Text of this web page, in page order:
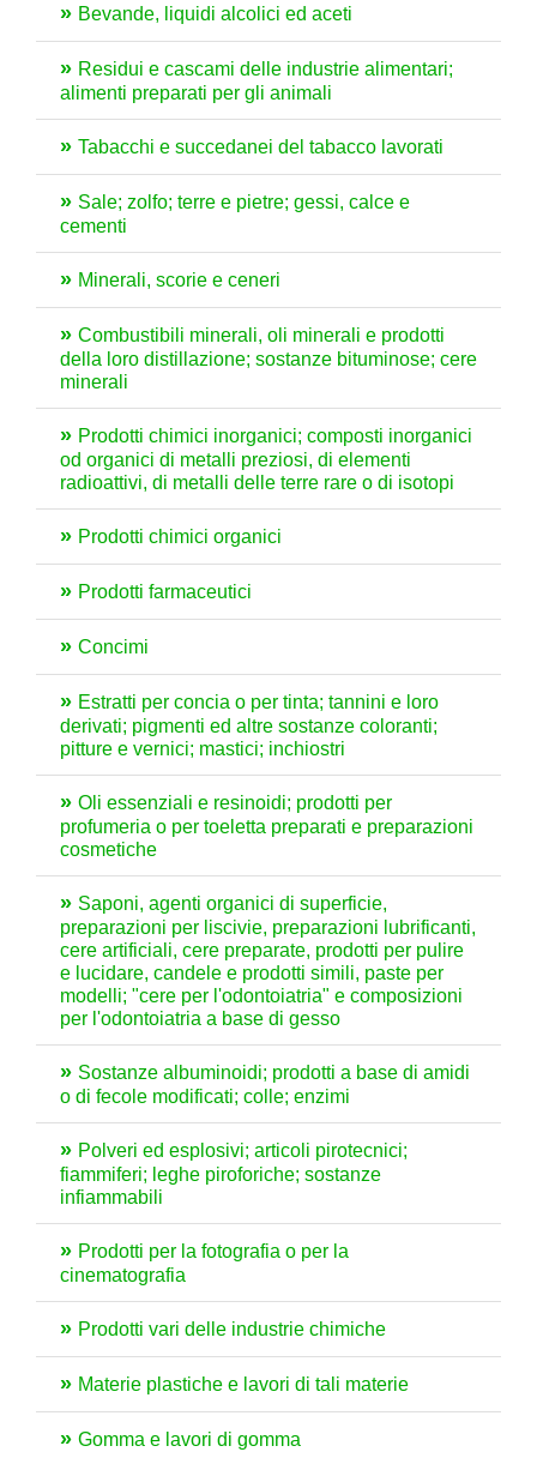
Bevande, liquidi alcolici ed aceti
Residui e cascami delle industrie alimentari;
alimenti preparati per gli animali
Tabacchi e succedanei del tabacco lavorati
Sale; zolfo; terre e pietre; gessi, calce e
cementi
Minerali, scorie e ceneri
Combustibili minerali, oli minerali e prodotti
della loro distillazione; sostanze bituminose; cere
minerali
Prodotti chimici inorganici; composti inorganici
od organici di metalli preziosi, di elementi
radioattivi, di metalli delle terre rare o di isotopi
Prodotti chimici organici
Prodotti farmaceutici
Concimi
Estratti per concia o per tinta; tannini e loro
derivati; pigmenti ed altre sostanze coloranti;
pitture e vernici; mastici; inchiostri
Oli essenziali e resinoidi; prodotti per
profumeria o per toeletta preparati e preparazioni
cosmetiche
Saponi, agenti organici di superficie,
preparazioni per liscivie, preparazioni lubrificanti,
cere artificiali, cere preparate, prodotti per pulire
e lucidare, candele e prodotti simili, paste per
modelli; "cere per l'odontoiatria" e composizioni
per l'odontoiatria a base di gesso
Sostanze albuminoidi; prodotti a base di amidi
o di fecole modificati; colle; enzimi
Polveri ed esplosivi; articoli pirotecnici;
fiammiferi; leghe piroforiche; sostanze
infiammabili
Prodotti per la fotografia o per la
cinematografia
Prodotti vari delle industrie chimiche
Materie plastiche e lavori di tali materie
Gomma e lavori di gomma